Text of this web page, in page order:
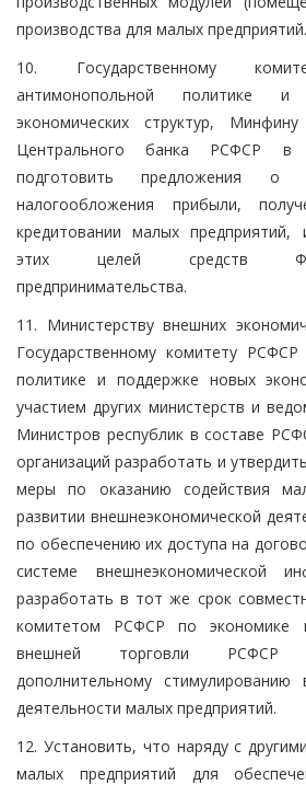
производства для малых предприятий.
10. Государственному
антимонопольной политике
экономических структур,
Центрального банка РСФСР в
подготовить предложения о
налогообложения прибыли,
кредитовании малых предприятий,
этих целей средств
предпринимательства.
11. Министерству внешних
Государственному комитету
политике и поддержке новых
участием других министерств и
Министров республик в составе
организаций разработать и
меры по оказанию содействия
развитии внешнеэкономической
по обеспечению их доступа на
системе внешнеэкономической
разработать в тот же срок
комитетом РСФСР по экономике
внешней торговли РСФСР
дополнительному стимулированию
деятельности малых предприятий.
12. Установить, что наряду с
малых предприятий для